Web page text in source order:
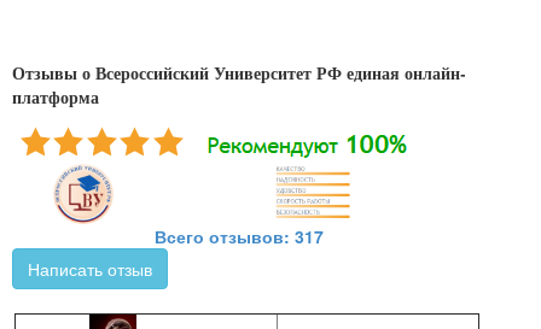
Отзывы о Всероссийский Университет РФ единая онлайн-
платформа
Всего отзывов: 317
Написать отзыв